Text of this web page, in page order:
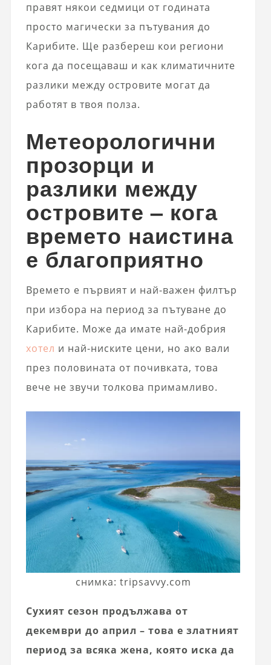
правят някои седмици от годината
просто магически за пътувания до
Карибите. Ще разбереш кои региони
кога да посещаваш и как климатичните
разлики между островите могат да
работят в твоя полза.
Метеорологични
прозорци и
разлики между
островите – кога
времето наистина
е благоприятно
Времето е първият и най-важен филтър
при избора на период за пътуване до
Карибите. Може да имате най-добрия
хотел и най-ниските цени, но ако вали
през половината от почивката, това
вече не звучи толкова примамливо.
снимка: tripsavvy.com
Сухият сезон продължава от
декември до април – това е златният
период за всяка жена, която иска да